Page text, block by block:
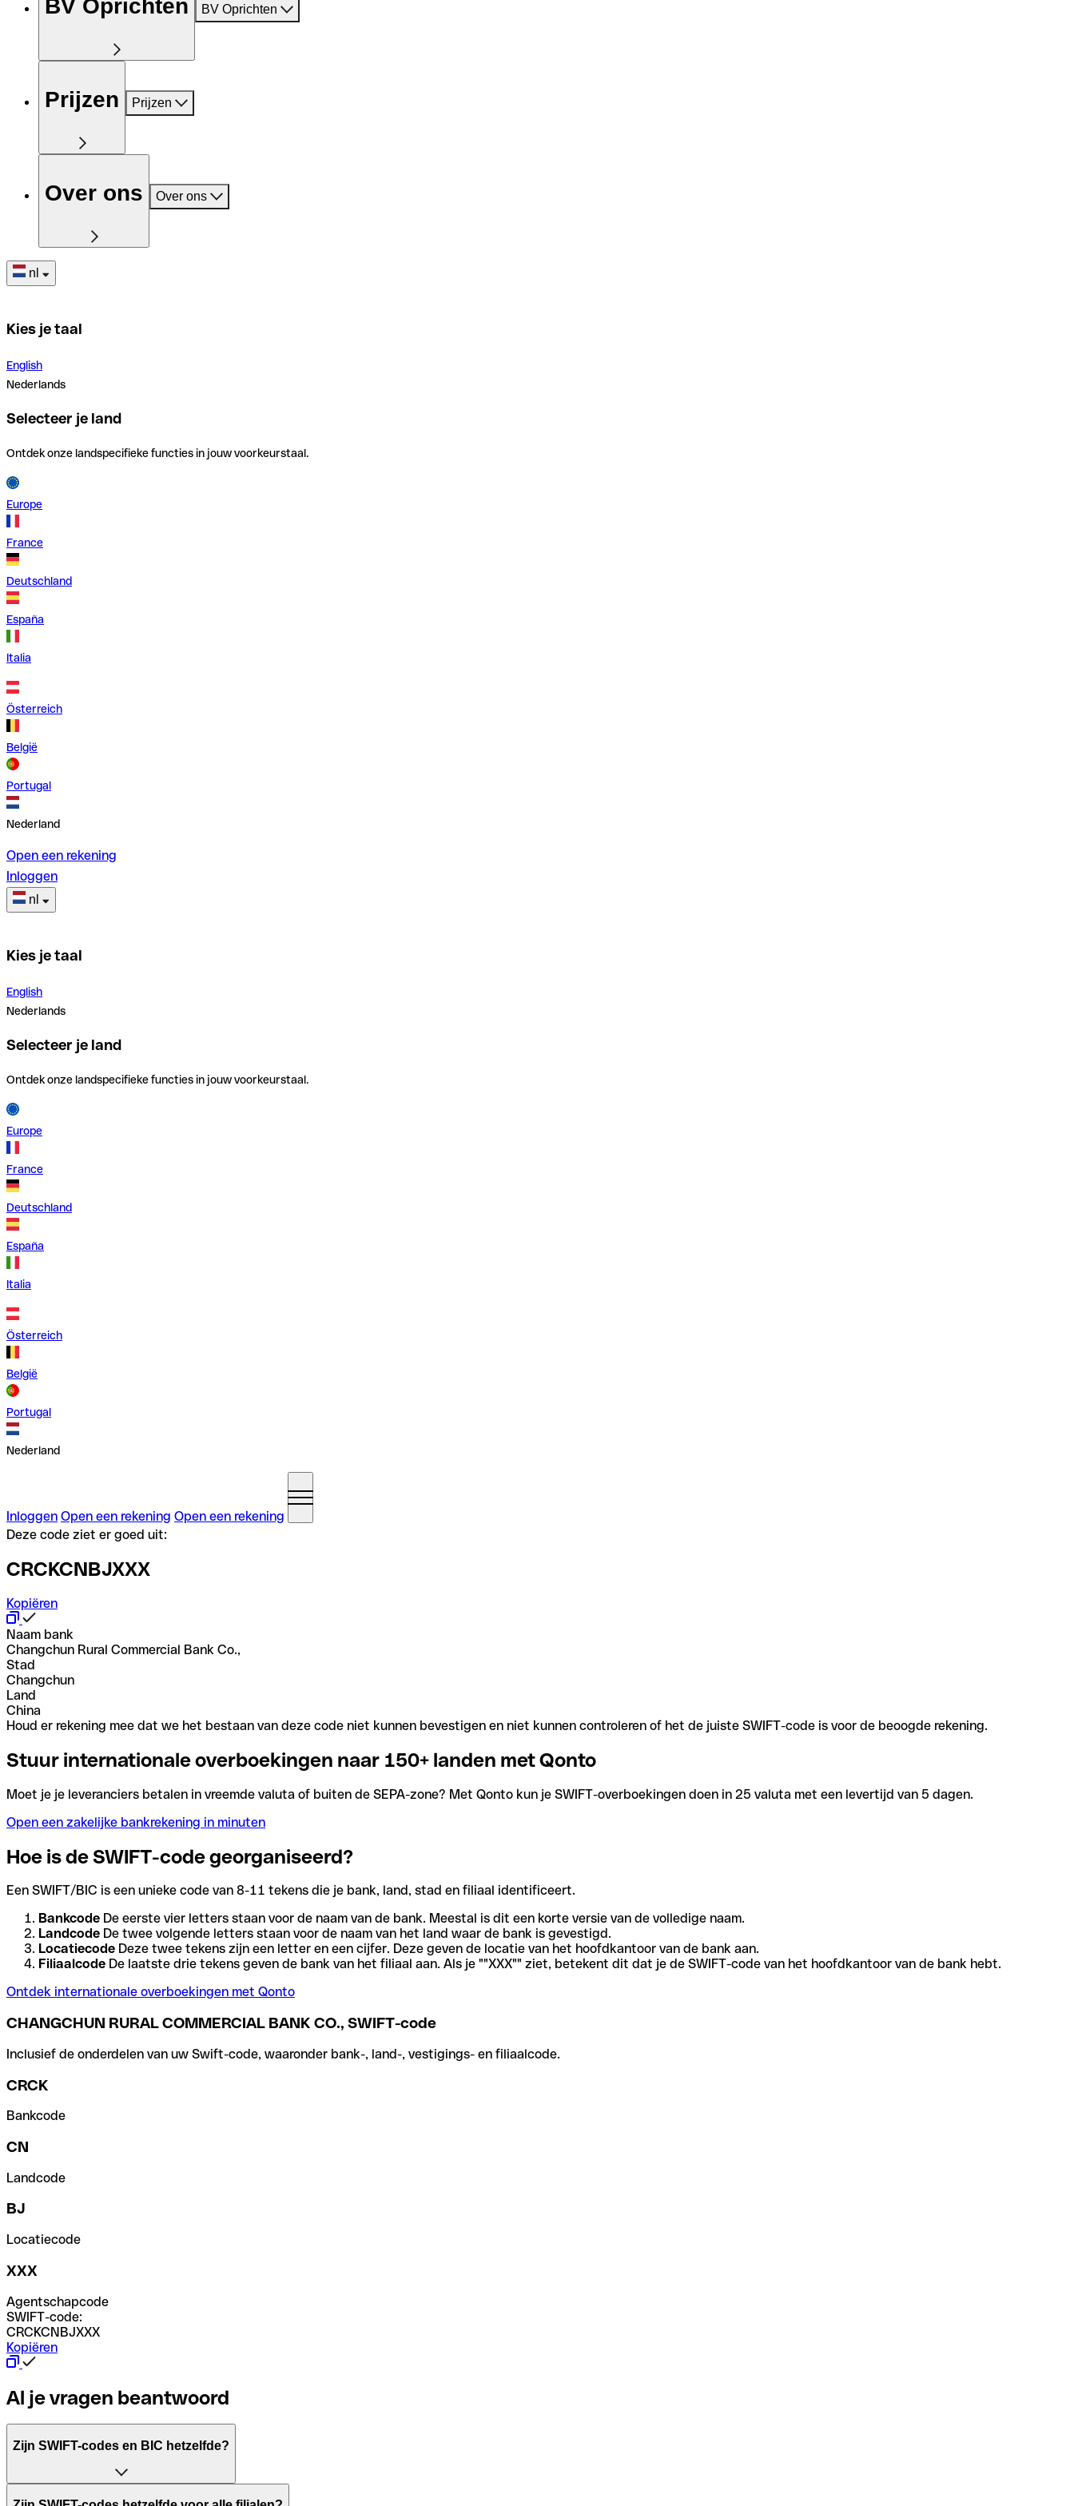
BV Oprichten BV Oprichten
Prijzen Prijzen
Over ons Over ons
nl
Kies je taal
English
Nederlands
Selecteer je land
Ontdek onze landspecifieke functies in jouw voorkeurstaal.
Europe
France
Deutschland
España
Italia
Österreich
België
Portugal
Nederland
Open een rekening
Inloggen
nl
Kies je taal
English
Nederlands
Selecteer je land
Ontdek onze landspecifieke functies in jouw voorkeurstaal.
Europe
France
Deutschland
España
Italia
Österreich
België
Portugal
Nederland
Inloggen Open een rekening Open een rekening
Deze code ziet er goed uit:
CRCKCNBJXXX
Kopiëren
Naam bank
Changchun Rural Commercial Bank Co.,
Stad
Changchun
Land
China
Houd er rekening mee dat we het bestaan van deze code niet kunnen bevestigen en niet kunnen controleren of het de juiste SWIFT-code is voor de beoogde rekening.
Stuur internationale overboekingen naar 150+ landen met Qonto
Moet je je leveranciers betalen in vreemde valuta of buiten de SEPA-zone? Met Qonto kun je SWIFT-overboekingen doen in 25 valuta met een levertijd van 5 dagen.
Open een zakelijke bankrekening in minuten
Hoe is de SWIFT-code georganiseerd?
Een SWIFT/BIC is een unieke code van 8-11 tekens die je bank, land, stad en filiaal identificeert.
Bankcode De eerste vier letters staan voor de naam van de bank. Meestal is dit een korte versie van de volledige naam.
Landcode De twee volgende letters staan voor de naam van het land waar de bank is gevestigd.
Locatiecode Deze twee tekens zijn een letter en een cijfer. Deze geven de locatie van het hoofdkantoor van de bank aan.
Filiaalcode De laatste drie tekens geven de bank van het filiaal aan. Als je ""XXX"" ziet, betekent dit dat je de SWIFT-code van het hoofdkantoor van de bank hebt.
Ontdek internationale overboekingen met Qonto
CHANGCHUN RURAL COMMERCIAL BANK CO., SWIFT-code
Inclusief de onderdelen van uw Swift-code, waaronder bank-, land-, vestigings- en filiaalcode.
CRCK
Bankcode
CN
Landcode
BJ
Locatiecode
XXX
Agentschapcode
SWIFT-code:
CRCKCNBJXXX
Kopiëren
Al je vragen beantwoord
Zijn SWIFT-codes en BIC hetzelfde?